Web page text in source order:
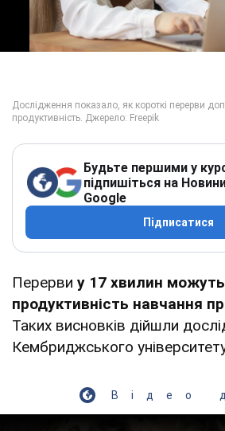
Будьте першими у
підпишіться на
Google
Підписатися
Перерви у 17 хвилин
продуктивність навчання
Таких висновків дійшли
Кембриджського
Відео